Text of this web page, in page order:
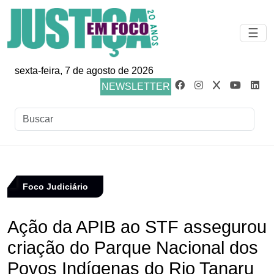
☰
sexta-feira, 7 de agosto de 2026
NEWSLETTER
Foco Judiciário
Ação da APIB ao STF assegurou
criação do Parque Nacional dos
Povos Indígenas do Rio Tanaru